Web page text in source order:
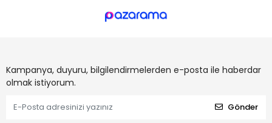
Kampanya, duyuru, bilgilendirmelerden e-posta ile haberdar
olmak istiyorum.
Gönder